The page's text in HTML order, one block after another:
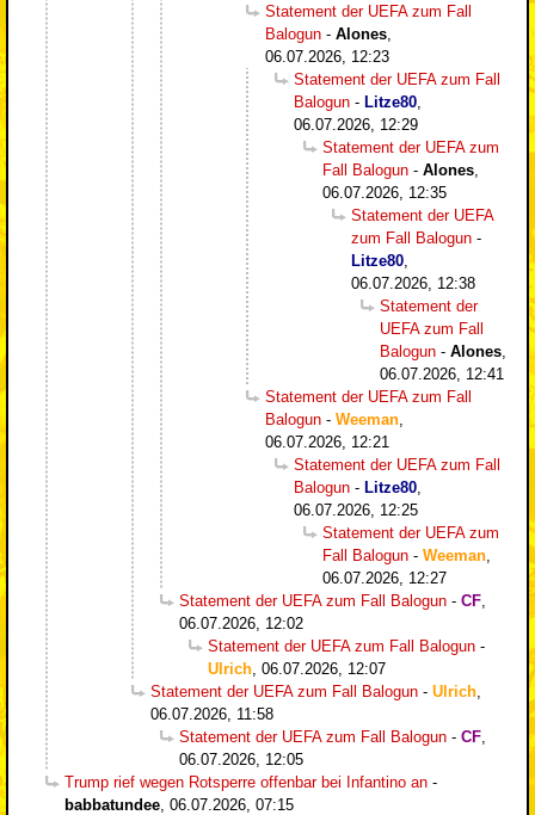
Statement der UEFA zum Fall
Balogun - Alones
06.07.2026, 12:23
Statement der UEFA zum Fall
Balogun - Litze80
06.07.2026, 12:29
Statement der UEFA zum
Fall Balogun - Alones
06.07.2026, 12:35
Statement der UEFA
zum Fall Balogun -
Litze80
06.07.2026, 12:38
Statement der
UEFA zum Fall
Balogun - Alones
06.07.2026, 12:41
Statement der UEFA zum Fall
Balogun - Weeman
06.07.2026, 12:21
Statement der UEFA zum Fall
Balogun - Litze80
06.07.2026, 12:25
Statement der UEFA zum
Fall Balogun - Weeman
06.07.2026, 12:27
Statement der UEFA zum Fall Balogun - CF
06.07.2026, 12:02
Statement der UEFA zum Fall Balogun -
Ulrich 06.07.2026, 12:07
Statement der UEFA zum Fall Balogun - Ulrich
06.07.2026, 11:58
Statement der UEFA zum Fall Balogun - CF
06.07.2026, 12:05
Trump rief wegen Rotsperre offenbar bei Infantino an -
babbatundee 06.07.2026, 07:15